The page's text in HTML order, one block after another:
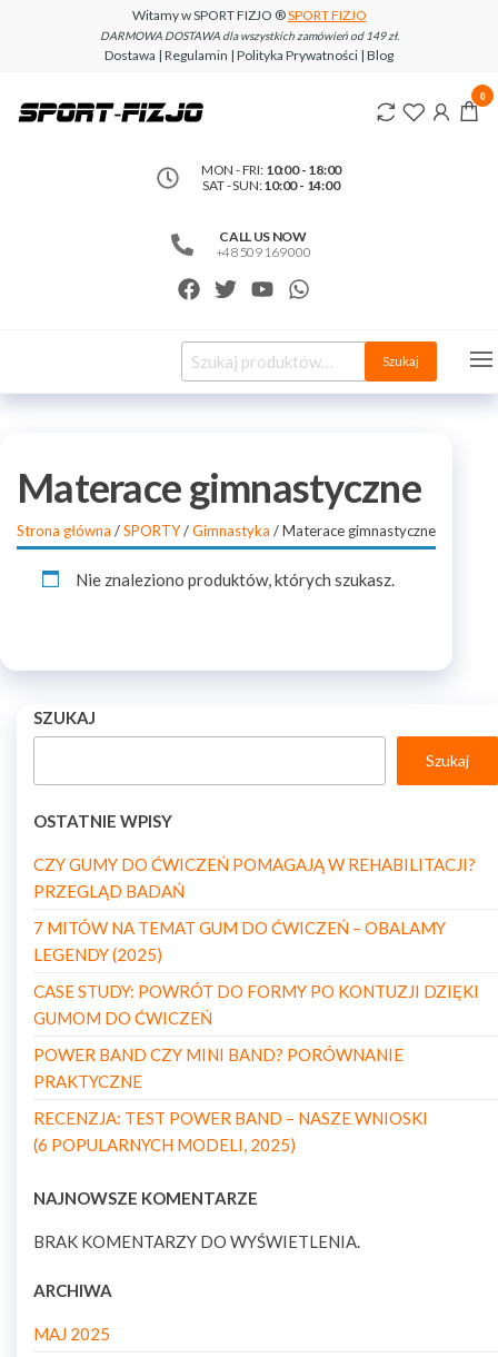
Witamy w SPORT FIZJO ®SPORT FIZJO
DARMOWA DOSTAWA dla wszystkich zamówień od 149 zł.
Dostawa | Regulamin | Polityka Prywatności | Blog
www.sport-
MON - FRI: 10:00 - 18:00
SAT - SUN:10:00 - 14:00
CALL US NOW
+48 509 169 000
0
Szukaj
Materace gimnastyczne
Strona główna /SPORTY/Gimnastyka / Materace gimnastyczne
Nie znaleziono produktów, których szukasz.
SZUKAJ
Szukaj
OSTATNIE WPISY
CZY GUMY DO ĆWICZEŃ POMAGAJĄ W REHABILITACJI?
PRZEGLĄD BADAŃ
7 MITÓW NA TEMAT GUM DO ĆWICZEŃ – OBALAMY
LEGENDY (2025)
CASE STUDY: POWRÓT DO FORMY PO KONTUZJI DZIĘKI
GUMOM DO ĆWICZEŃ
POWER BAND CZY MINI BAND? PORÓWNANIE
PRAKTYCZNE
RECENZJA: TEST POWER BAND – NASZE WNIOSKI
(6 POPULARNYCH MODELI, 2025)
NAJNOWSZE KOMENTARZE
BRAK KOMENTARZY DO WYŚWIETLENIA.
ARCHIWA
MAJ 2025